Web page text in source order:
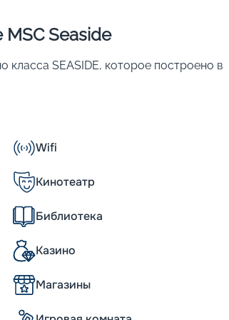
Seaside
класса SEASIDE, которое построено в
отличительной чертой корабля
и большой уровень
на открытую палубу. Также
променад длиной 323 метра. Он
к уровню воды. На этом участке
Wifi
Кинотеатр
Библиотека
Казино
Магазины